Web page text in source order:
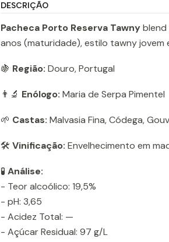
DESCRIÇÃO
Pacheca Porto Reserva Tawny
anos (maturidade), estilo tawny jovem
🍇 Região: Douro, Portugal
👨‍🔬 Enólogo: Maria de Serpa Pimentel
🌱 Castas: Malvasia Fina, Códega,
🛠️ Vinificação: Envelhecimento em
🧪 Análise:
- Teor alcoólico: 19,5%
- pH: 3,65
- Acidez Total: —
- Açúcar Residual: 97 g/L